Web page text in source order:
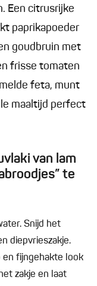
Een citrusrijke
paprikapoeder
goudbruin met
frisse tomaten
feta, munt
maaltijd perfect
van lam
te
Snijd het
diepvrieszakje.
en fijngehakte look
zakje en laat